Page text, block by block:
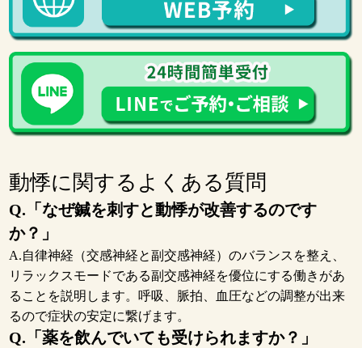
動悸に関するよくある質問
Q.「なぜ鍼を刺すと動悸が改善するのです
か？」
A.自律神経（交感神経と副交感神経）のバランスを整え、
リラックスモードである副交感神経を優位にする働きがあ
ることを説明します。呼吸、脈拍、血圧などの調整が出来
るので症状の安定に繋げます。
Q.「薬を飲んでいても受けられますか？」